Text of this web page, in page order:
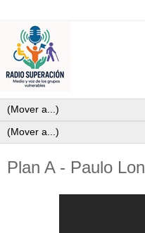
Plan A - Paulo